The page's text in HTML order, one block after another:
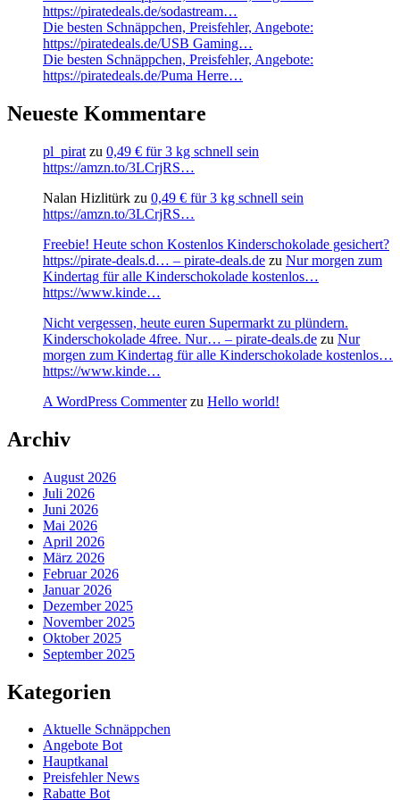
https://piratedeals.de/sodastream…
Die besten Schnäppchen, Preisfehler, Angebote:
https://piratedeals.de/USB Gaming…
Die besten Schnäppchen, Preisfehler, Angebote:
https://piratedeals.de/Puma Herre…
Neueste Kommentare
pl_pirat zu 0,49 € für 3 kg schnell sein
https://amzn.to/3LCrjRS…
Nalan Hizlitürk zu 0,49 € für 3 kg schnell sein
https://amzn.to/3LCrjRS…
Freebie! Heute schon Kostenlos Kinderschokolade gesichert?
https://pirate-deals.d… – pirate-deals.de zu Nur morgen zum
Kindertag für alle Kinderschokolade kostenlos…
https://www.kinde…
Nicht vergessen, heute euren Supermarkt zu plündern.
Kinderschokolade 4free. Nur… – pirate-deals.de zu Nur
morgen zum Kindertag für alle Kinderschokolade kostenlos…
https://www.kinde…
A WordPress Commenterzu Hello world!
Archiv
August 2026
Juli 2026
Juni 2026
Mai 2026
April 2026
März 2026
Februar 2026
Januar 2026
Dezember 2025
November 2025
Oktober 2025
September 2025
Kategorien
Aktuelle Schnäppchen
Angebote Bot
Hauptkanal
Preisfehler News
Rabatte Bot